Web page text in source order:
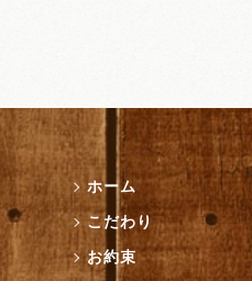
ホーム
こだわり
お約束